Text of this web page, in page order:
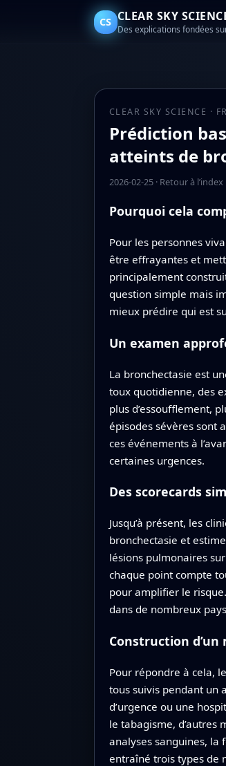
CS CLEAR SKY
Des explications fondées
CLEAR SKY SCIENCE · FR
Prédiction
atteints de
2026-02-25· Retour à l’index
Pourquoi cela
Pour les personnes
être effrayantes et
principalement
question simple mais
mieux prédire qui est
Un examen
La bronchectasie est
toux quotidienne, des
plus d’essoufflement,
épisodes sévères sont
ces événements à
certaines urgences.
Des scorecards
Jusqu’à présent, les
bronchectasie et
lésions pulmonaires
chaque point compte
pour amplifier le
dans de nombreux
Construction
Pour répondre à cela,
tous suivis pendant un
d’urgence ou une
le tabagisme, d’autres
analyses sanguines, la
entraîné trois types de